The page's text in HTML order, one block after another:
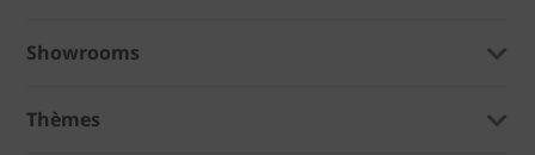
Showrooms
Thèmes